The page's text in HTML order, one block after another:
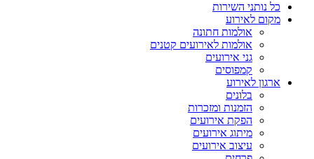
כל נותני השירות
מקום לאירוע
אולמות חתונה
אולמות לאירועים קטנים
גני אירועים
קמפוסים
ארגון לאירוע
בלונים
הזמנות ומזכרות
הפקת אירועים
מיתוג אירועים
עיצוב אירועים